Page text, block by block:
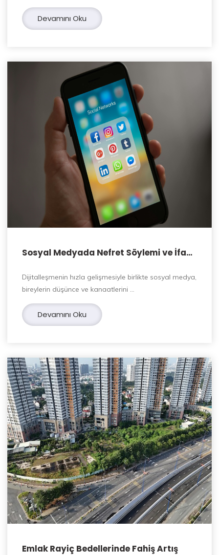
Devamını Oku
Sosyal Medyada Nefret Söylemi ve İfade
Dijitalleşmenin hızla gelişmesiyle birlikte sosyal medya,
bireylerin düşünce ve kanaatlerini …
Devamını Oku
Emlak Rayiç Bedellerinde Fahiş Artış